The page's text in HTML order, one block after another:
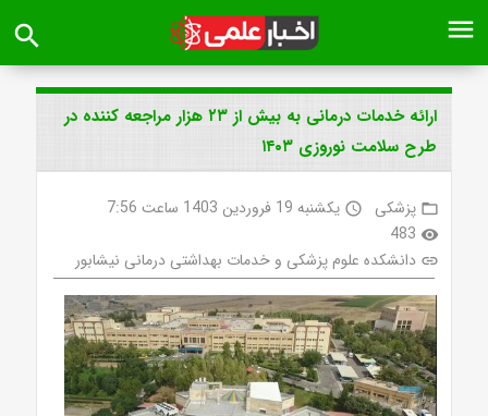
menu
search
ارائه خدمات درمانی به بیش از ۲۳ هزار مراجعه کننده در
طرح سلامت نوروزی ۱۴۰۳
folder_open پزشکی access_time یکشنبه 19 فروردین 1403 ساعت 7:56
visibility
483
link دانشکده علوم پزشکی و خدمات بهداشتی درمانی نیشابور